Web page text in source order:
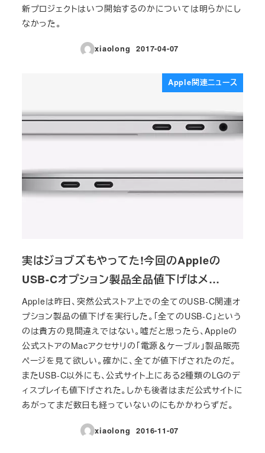
新プロジェクトはいつ開始するのかについては明らかにし
なかった。
xiaolong
投稿日
2017-04-07
Apple関連ニュース
実はジョブズもやってた!今回のAppleの
USB-Cオプション製品全品値下げはメ…
Appleは昨日、突然公式ストア上での全てのUSB-C関連オ
プション製品の値下げを実行した。「全てのUSB-C」という
のは貴方の見間違えではない。嘘だと思ったら、Appleの
公式ストアのMacアクセサリの「電源＆ケーブル」製品販売
ページを見て欲しい。確かに、全てが値下げされたのだ。
またUSB-C以外にも、公式サイト上にある2種類のLGのデ
ィスプレイも値下げされた。しかも後者はまだ公式サイトに
あがってまだ数日も経っていないのにもかかわらずだ。
xiaolong
投稿日
2016-11-07